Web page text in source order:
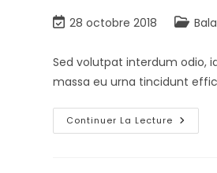
28 octobre 2018
Sed volutpat interdum odio,
massa eu urna tincidunt
Continuer La Lecture